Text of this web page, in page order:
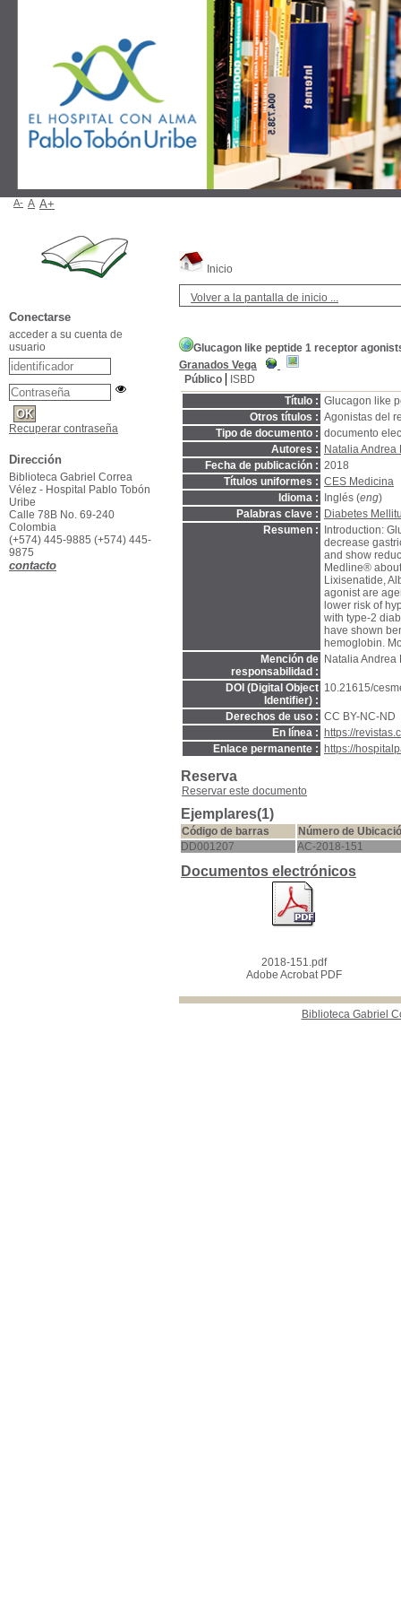
Inicio
Volver a la pantalla de inicio ...
Glucagon like peptide 1 receptor
Granados Vega
Público
ISBD
Título : Glucagon like
Otros títulos : Agonistas del
Tipo de documento : documento
Autores :
Natalia
Fecha de publicación : 2018
Títulos uniformes : CES Medicina
Idioma :
Inglés (eng)
Palabras clave :
Diabetes
Resumen :
Introduction:
decrease
and show
Medline®
Lixisenatide,
agonist are
lower risk of
with type-2
have shown
hemoglobin.
Mención de
responsabilidad :
Natalia Andrea
DOI (Digital Object
Identifier) :
10.21615/
Derechos de uso : CC BY-NC-ND
En línea :
https://
Enlace permanente :
https://
Reserva
Reservar este documento
Ejemplares(1)
Código de barras
Número de
DD001207
AC-2018-151
Documentos electrónicos
2018-151.pdf
Adobe Acrobat PDF
Biblioteca Gabriel
A- A A+
Conectarse
acceder a su cuenta de
usuario
Recuperar contraseña
Dirección
Biblioteca Gabriel Correa
Vélez - Hospital Pablo Tobón
Uribe
Calle 78B No. 69-240
Colombia
(+574) 445-9885 (+574) 445-
9875
contacto